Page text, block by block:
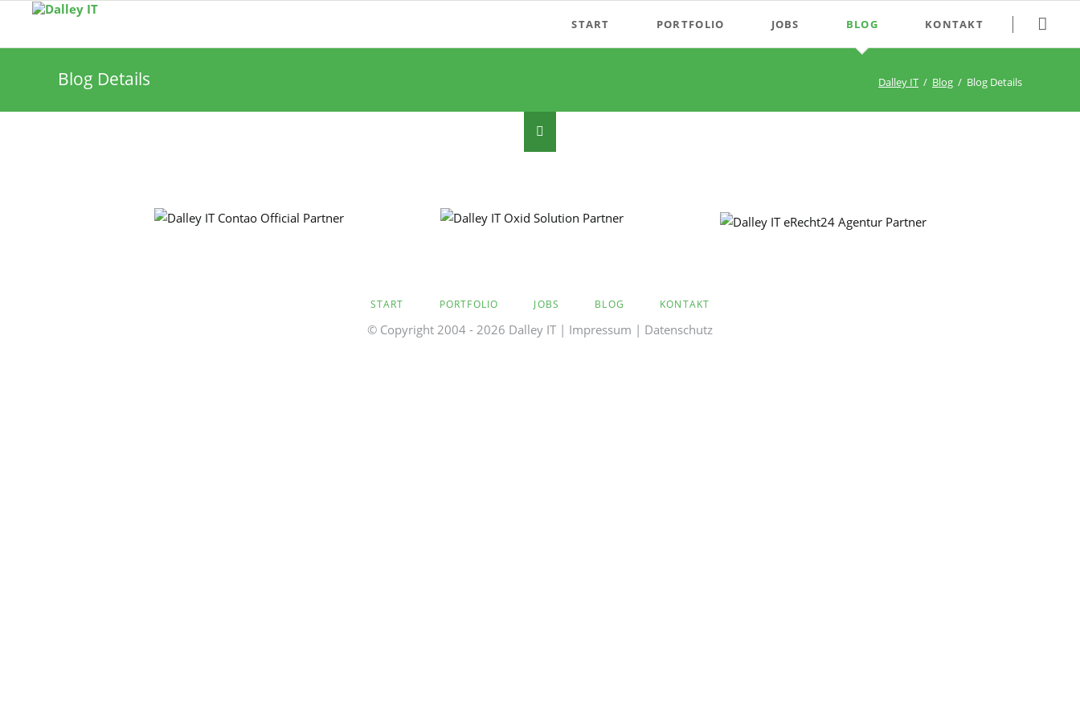
überspringen
START PORTFOLIO JOBS BLOG KONTAKT
Blog Details Dalley IT Blog Blog Details
ÜBERSPRINGEN
START PORTFOLIO JOBS BLOG KONTAKT
© Copyright 2004 - 2026 Dalley IT | Impressum | Datenschutz